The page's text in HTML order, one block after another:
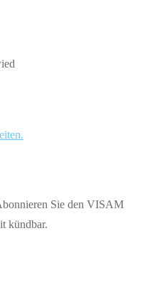
Sie den VISAM
kündbar.